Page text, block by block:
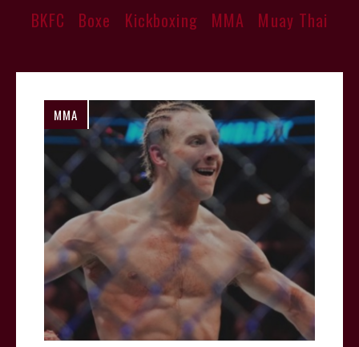
BKFC Boxe Kickboxing MMA Muay Thai
MMA